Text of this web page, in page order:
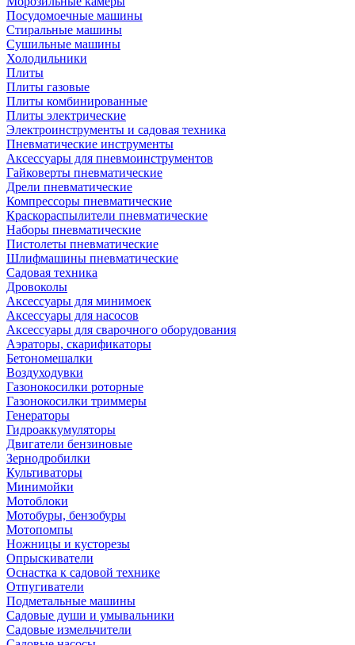
Посудомоечные машины
Стиральные машины
Сушильные машины
Холодильники
Плиты
Плиты газовые
Плиты комбинированные
Плиты электрические
Электроинструменты и садовая техника
Пневматические инструменты
Аксессуары для пневмоинструментов
Гайковерты пневматические
Дрели пневматические
Компрессоры пневматические
Краскораспылители пневматические
Наборы пневматические
Пистолеты пневматические
Шлифмашины пневматические
Садовая техника
Дровоколы
Аксессуары для минимоек
Аксессуары для насосов
Аксессуары для сварочного оборудования
Аэраторы, скарификаторы
Бетономешалки
Воздуходувки
Газонокосилки роторные
Газонокосилки триммеры
Генераторы
Гидроаккумуляторы
Двигатели бензиновые
Зернодробилки
Культиваторы
Минимойки
Мотоблоки
Мотобуры, бензобуры
Мотопомпы
Ножницы и кусторезы
Опрыскиватели
Оснастка к садовой технике
Отпугиватели
Подметальные машины
Садовые души и умывальники
Садовые измельчители